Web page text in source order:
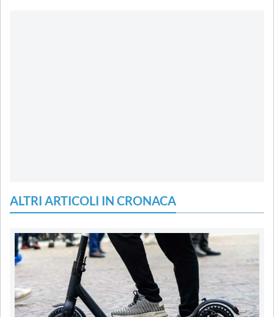
ALTRI ARTICOLI IN CRONACA